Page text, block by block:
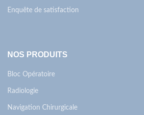
Enquête de satisfaction
NOS PRODUITS
Bloc Opératoire
Radiologie
Navigation Chirurgicale